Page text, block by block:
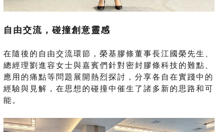
自由交流，碰撞創意靈感
在隨後的自由交流環節，榮基膠條董事長江國榮先生、
總經理劉進容女士與嘉賓們針對密封膠條科技的難點、
應用的痛點等問題展開熱烈探討，分享各自在實踐中的
經驗與見解，在思想的碰撞中催生了諸多新的思路和可
能。